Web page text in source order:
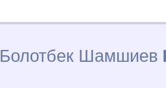
Болотбек Шамшиев